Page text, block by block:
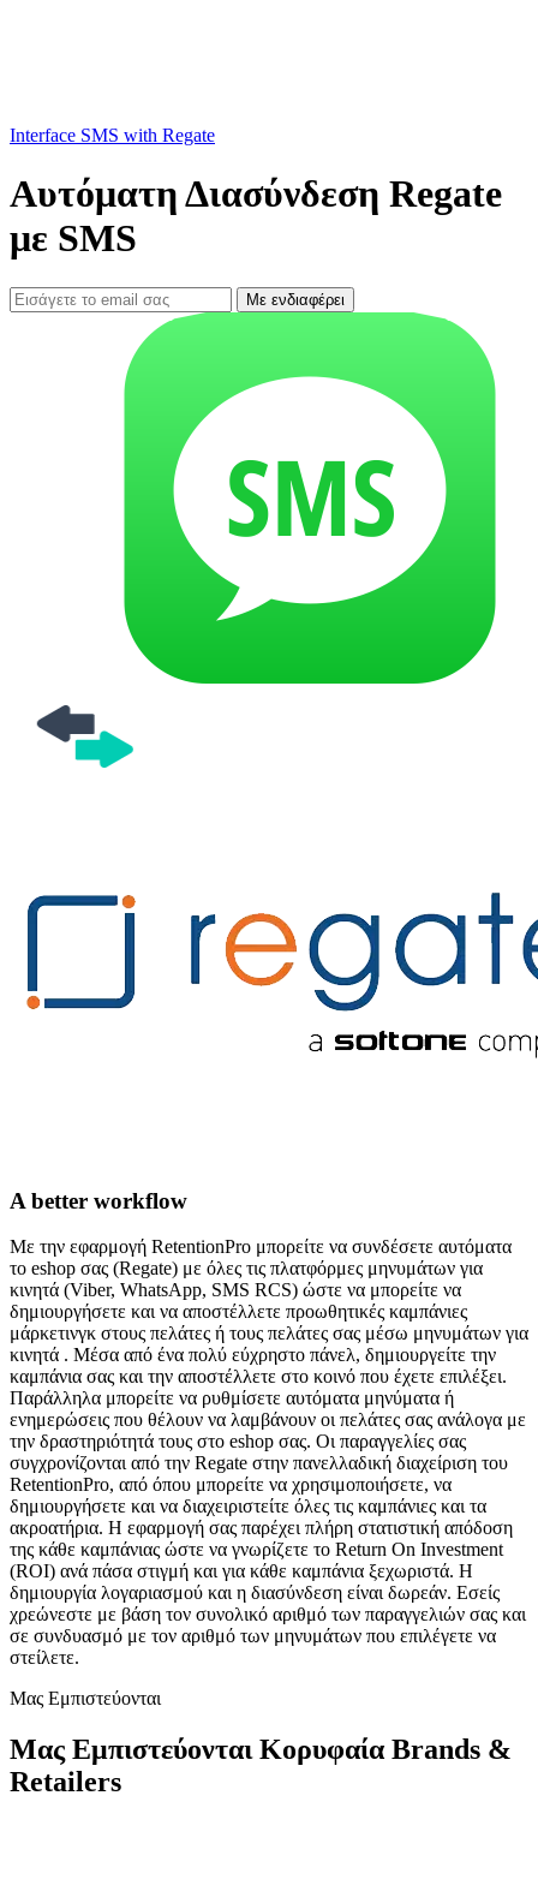
Interface SMS with Regate
Αυτόματη Διασύνδεση Regate
με SMS
Με ενδιαφέρει
A better workflow
Με την εφαρμογή RetentionPro μπορείτε να συνδέσετε αυτόματα
το eshop σας (Regate) με όλες τις πλατφόρμες μηνυμάτων για
κινητά (Viber, WhatsApp, SMS RCS) ώστε να μπορείτε να
δημιουργήσετε και να αποστέλλετε προωθητικές καμπάνιες
μάρκετινγκ στους πελάτες ή τους πελάτες σας μέσω μηνυμάτων για
κινητά . Μέσα από ένα πολύ εύχρηστο πάνελ, δημιουργείτε την
καμπάνια σας και την αποστέλλετε στο κοινό που έχετε επιλέξει.
Παράλληλα μπορείτε να ρυθμίσετε αυτόματα μηνύματα ή
ενημερώσεις που θέλουν να λαμβάνουν οι πελάτες σας ανάλογα με
την δραστηριότητά τους στο eshop σας. Οι παραγγελίες σας
συγχρονίζονται από την Regate στην πανελλαδική διαχείριση του
RetentionPro, από όπου μπορείτε να χρησιμοποιήσετε, να
δημιουργήσετε και να διαχειριστείτε όλες τις καμπάνιες και τα
ακροατήρια. Η εφαρμογή σας παρέχει πλήρη στατιστική απόδοση
της κάθε καμπάνιας ώστε να γνωρίζετε το Return On Investment
(ROI) ανά πάσα στιγμή και για κάθε καμπάνια ξεχωριστά. Η
δημιουργία λογαριασμού και η διασύνδεση είναι δωρεάν. Εσείς
χρεώνεστε με βάση τον συνολικό αριθμό των παραγγελιών σας και
σε συνδυασμό με τον αριθμό των μηνυμάτων που επιλέγετε να
στείλετε.
Μας Εμπιστεύονται
Μας Εμπιστεύονται Κορυφαία Brands &
Retailers